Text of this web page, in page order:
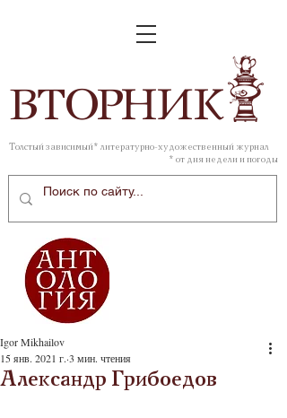
ВТОРНИК
Толстый зависимый* литературно-художественный журнал
* от дня недели и погоды
Александр Грибоедов
Igor Mikhailov
15 янв. 2021 г. 3 мин. чтения